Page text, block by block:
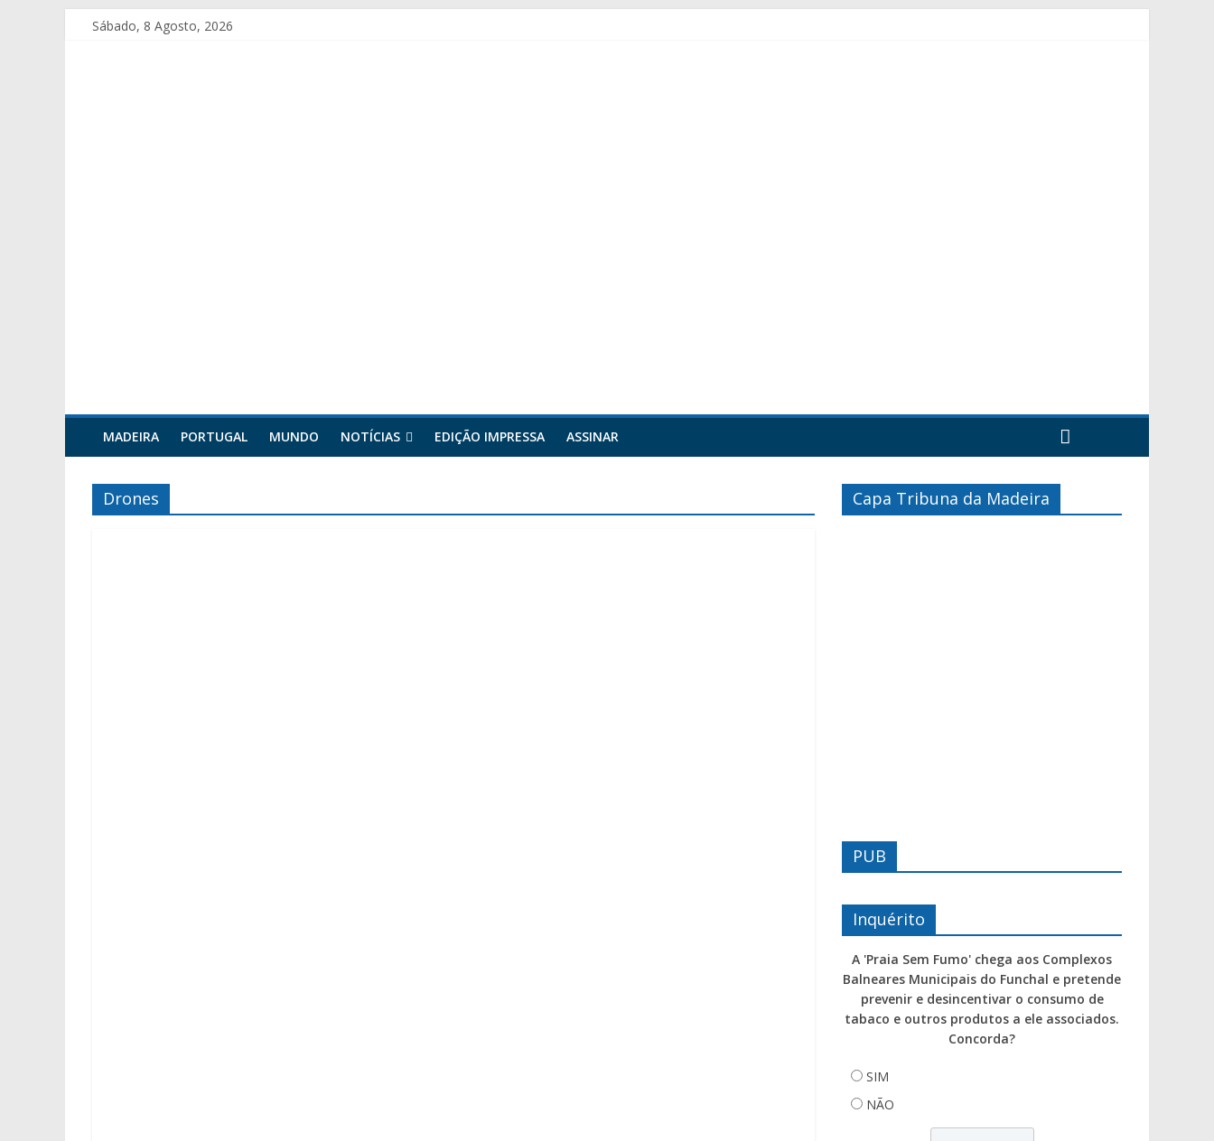
Sábado, 8 Agosto, 2026
MADEIRA PORTUGAL MUNDO NOTÍCIAS EDIÇÃO IMPRESSA ASSINAR
Drones Capa Tribuna da Madeira
PUB
Inquérito
A 'Praia Sem Fumo' chega aos Complexos
Balneares Municipais do Funchal e pretende
prevenir e desincentivar o consumo de
tabaco e outros produtos a ele associados.
Concorda?
SIM
NÃO